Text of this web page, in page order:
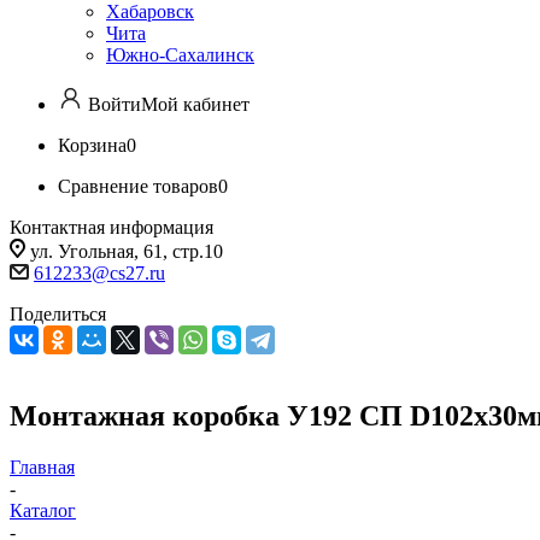
Хабаровск
Чита
Южно-Сахалинск
ВойтиМой кабинет
Корзина0
Сравнение товаров0
Контактная информация
ул. Угольная, 61, стр.10
612233@cs27.ru
Поделиться
Монтажная коробка У192 СП
Главная
-
Каталог
-